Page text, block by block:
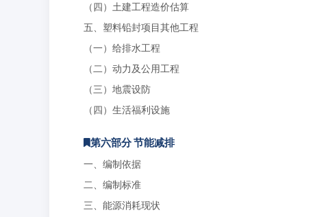
（四）土建工程造价估算
五、塑料铅封项目其他工程
（一）给排水工程
（二）动力及公用工程
（三）地震设防
（四）生活福利设施
第六部分 节能减排
一、编制依据
二、编制标准
三、能源消耗现状